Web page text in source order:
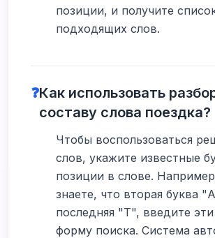
позиции, и получите
подходящих слов.
❓Как использовать
составу слова поездка?
Чтобы воспользоваться
слов, укажите известные
позиции в слове.
знаете, что вторая буква
последняя "Т", введите
форму поиска. Система